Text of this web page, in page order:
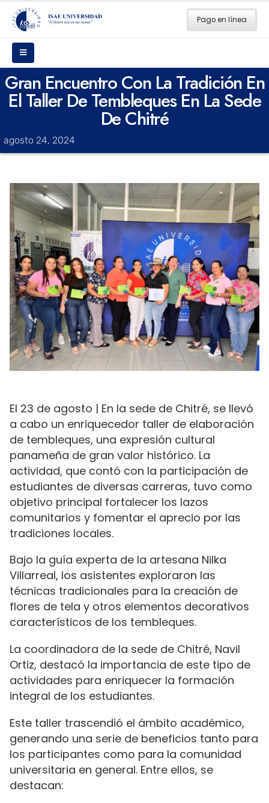
Pago en línea
Gran Encuentro Con La Tradición En
El Taller De Tembleques En La Sede
De Chitré
agosto 24, 2024
El 23 de agosto | En la sede de Chitré, se llevó
a cabo un enriquecedor taller de elaboración
de tembleques, una expresión cultural
panameña de gran valor histórico. La
actividad, que contó con la participación de
estudiantes de diversas carreras, tuvo como
objetivo principal fortalecer los lazos
comunitarios y fomentar el aprecio por las
tradiciones locales.
Bajo la guía experta de la artesana Nilka
Villarreal, los asistentes exploraron las
técnicas tradicionales para la creación de
flores de tela y otros elementos decorativos
característicos de los tembleques.
La coordinadora de la sede de Chitré, Navil
Ortiz, destacó la importancia de este tipo de
actividades para enriquecer la formación
integral de los estudiantes.
Este taller trascendió el ámbito académico,
generando una serie de beneficios tanto para
los participantes como para la comunidad
universitaria en general. Entre ellos, se
destacan: